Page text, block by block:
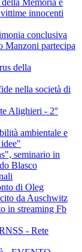
Memoria e
innocenti
conclusiva
Manzoni partecipa
della
nella società di
Alighieri - 2°
ambientale e
seminario in
Blasco
di Oleg
da Auschwitz
in streaming Fb
- Rete